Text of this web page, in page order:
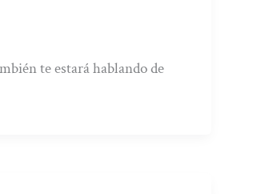
te estará hablando de